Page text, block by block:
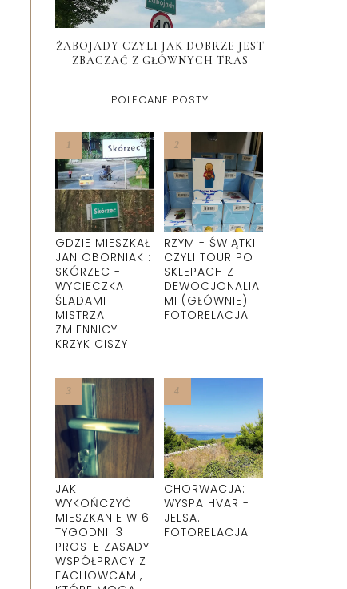
ŻABOJADY CZYLI JAK DOBRZE JEST
ZBACZAĆ Z GŁÓWNYCH TRAS
POLECANE POSTY
GDZIE MIESZKAŁ
JAN OBORNIAK :
SKÓRZEC -
WYCIECZKA
ŚLADAMI
MISTRZA.
ZMIENNICY
KRZYK CISZY
RZYM - ŚWIĄTKI
CZYLI TOUR PO
SKLEPACH Z
DEWOCJONALIA
MI (GŁÓWNIE).
FOTORELACJA
JAK
WYKOŃCZYĆ
MIESZKANIE W 6
TYGODNI: 3
PROSTE ZASADY
WSPÓŁPRACY Z
FACHOWCAMI,
CHORWACJA:
WYSPA HVAR -
JELSA.
FOTORELACJA